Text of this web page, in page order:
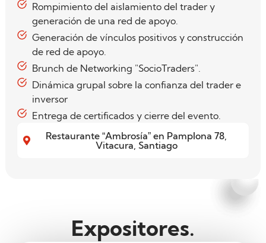
Rompimiento del aislamiento del trader y
generación de una red de apoyo.
Generación de vínculos positivos y construcción
de red de apoyo.
Brunch de Networking "SocioTraders".
Dinámica grupal sobre la confianza del trader e
inversor
Entrega de certificados y cierre del evento.
Restaurante “Ambrosía” en Pamplona 78,
Vitacura, Santiago
Expositores.